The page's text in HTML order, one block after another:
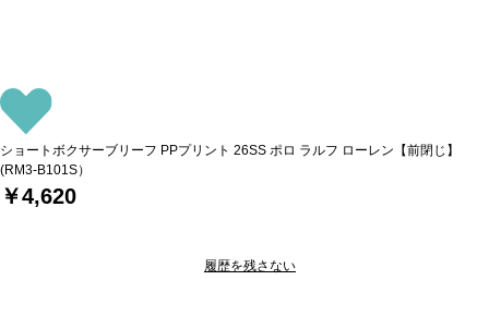
ショートボクサーブリーフ PPプリント 26SS ポロ ラルフ ローレン【前閉じ】
(RM3-B101S）
￥4,620
履歴を残さない